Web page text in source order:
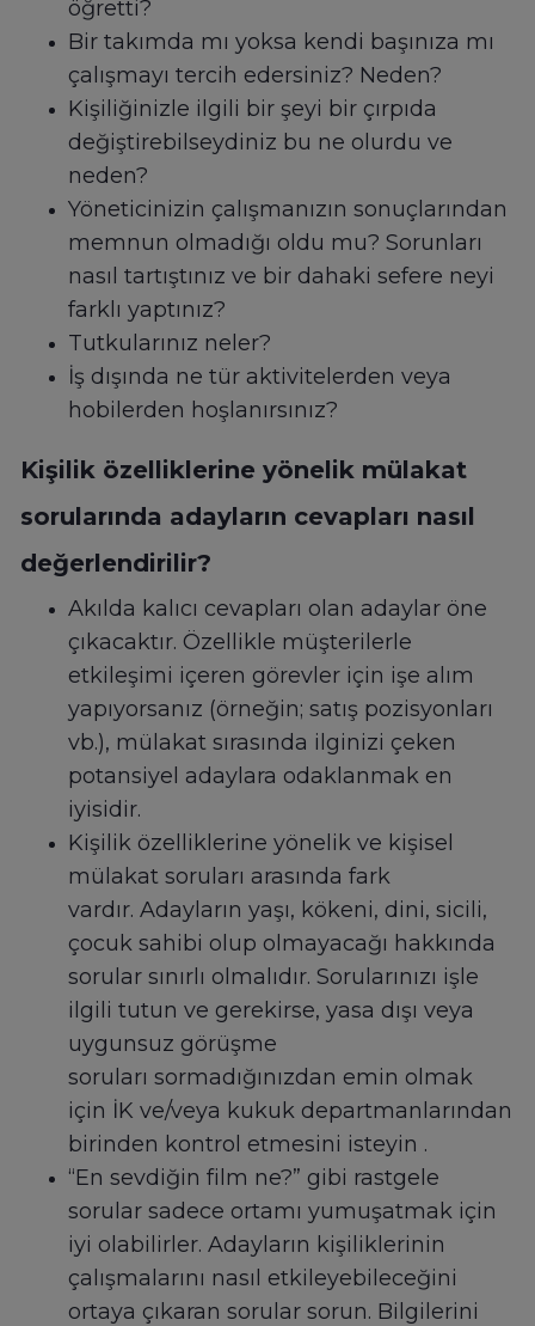
öğretti?
Bir takımda mı yoksa kendi başınıza mı
çalışmayı tercih edersiniz? Neden?
Kişiliğinizle ilgili bir şeyi bir çırpıda
değiştirebilseydiniz bu ne olurdu ve
neden?
Yöneticinizin çalışmanızın sonuçlarından
memnun olmadığı oldu mu? Sorunları
nasıl tartıştınız ve bir dahaki sefere neyi
farklı yaptınız?
Tutkularınız neler?
İş dışında ne tür aktivitelerden veya
hobilerden hoşlanırsınız?
Kişilik özelliklerine yönelik mülakat
sorularında adayların cevapları nasıl
değerlendirilir?
Akılda kalıcı cevapları olan adaylar öne
çıkacaktır. Özellikle müşterilerle
etkileşimi içeren görevler için işe alım
yapıyorsanız (örneğin; satış pozisyonları
vb.), mülakat sırasında ilginizi çeken
potansiyel adaylara odaklanmak en
iyisidir.
Kişilik özelliklerine yönelik ve kişisel
mülakat soruları arasında fark
vardır. Adayların yaşı, kökeni, dini, sicili,
çocuk sahibi olup olmayacağı hakkında
sorular sınırlı olmalıdır. Sorularınızı işle
ilgili tutun ve gerekirse, yasa dışı veya
uygunsuz görüşme
soruları sormadığınızdan emin olmak
için İK ve/veya kukuk departmanlarından
birinden kontrol etmesini isteyin .
“En sevdiğin film ne?” gibi rastgele
sorular sadece ortamı yumuşatmak için
iyi olabilirler. Adayların kişiliklerinin
çalışmalarını nasıl etkileyebileceğini
ortaya çıkaran sorular sorun. Bilgilerini